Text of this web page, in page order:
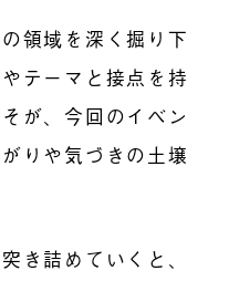
領域を深く掘り下
テーマと接点を持
が、今回のイベン
りや気づきの土壌
き詰めていくと、